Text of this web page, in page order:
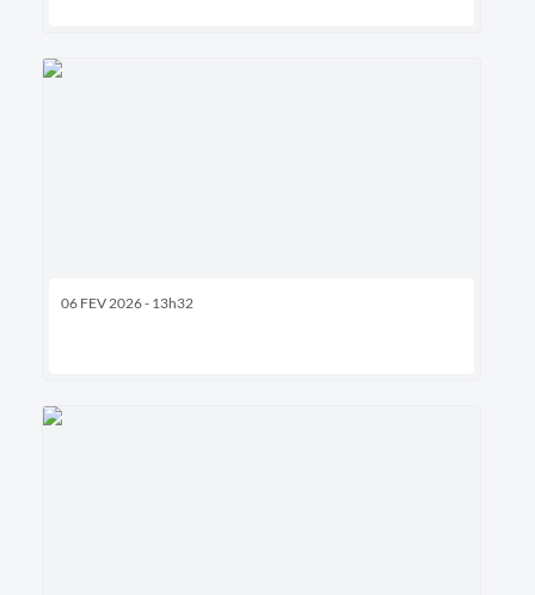
06 FEV 2026 - 13h32